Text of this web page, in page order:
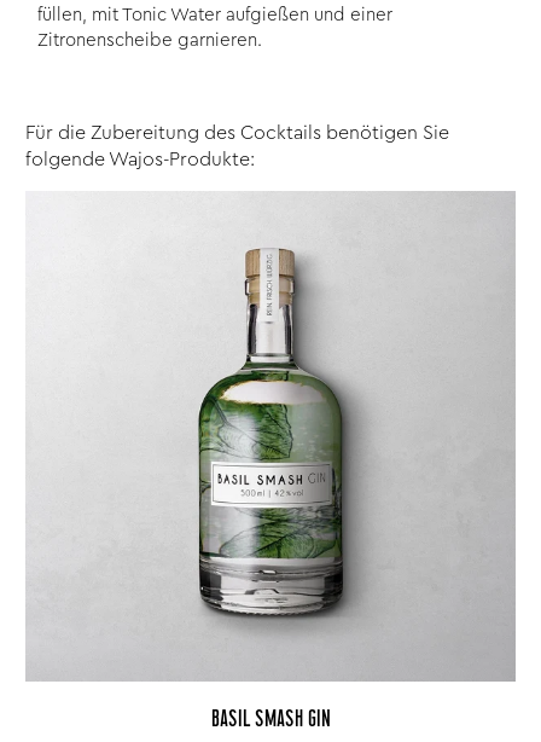
füllen, mit Tonic Water aufgießen und einer
Zitronenscheibe garnieren.
Für die Zubereitung des Cocktails benötigen Sie
folgende Wajos-Produkte:
BASIL SMASH GIN